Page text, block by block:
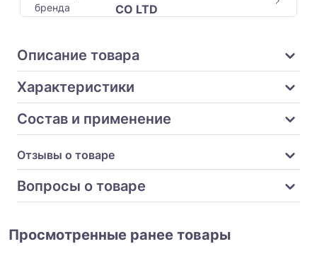
бренда
CO LTD
Описание товара
Характеристики
Состав и применение
Отзывы о товаре
Вопросы о товаре
Просмотренные ранее товары